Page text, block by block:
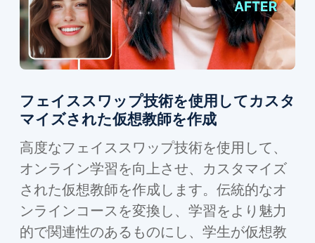
フェイススワップ技術を使用してカスタ
マイズされた仮想教師を作成
高度なフェイススワップ技術を使用して、
オンライン学習を向上させ、カスタマイズ
された仮想教師を作成します。伝統的なオ
ンラインコースを変換し、学習をより魅力
的で関連性のあるものにし、学生が仮想教